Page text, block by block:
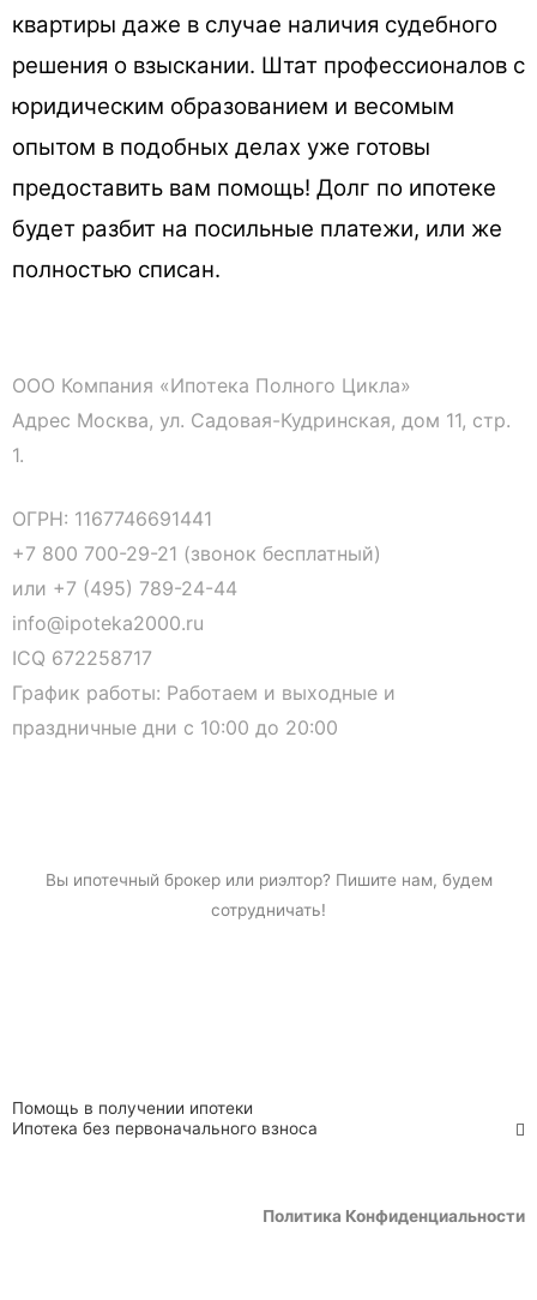
квартиры даже в случае наличия судебного
решения о взыскании. Штат профессионалов с
юридическим образованием и весомым
опытом в подобных делах уже готовы
предоставить вам помощь! Долг по ипотеке
будет разбит на посильные платежи, или же
полностью списан.
ООО Компания «Ипотека Полного Цикла»
Адрес Москва, ул. Садовая-Кудринская, дом 11, стр.
1.
ОГРН: 1167746691441
+7 800 700-29-21 (звонок бесплатный)
или +7 (495) 789-24-44
info@ipoteka2000.ru
ICQ 672258717
График работы: Работаем и выходные и
праздничные дни с 10:00 до 20:00
Вы ипотечный брокерили риэлтор? Пишите нам, будем
сотрудничать!
Помощь в получении ипотеки
Ипотека без первоначального взноса
Политика Конфиденциальности